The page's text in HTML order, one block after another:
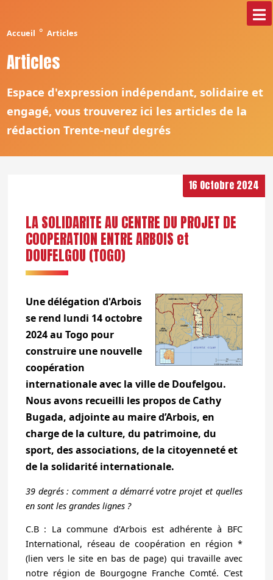
Accueil ° Articles
Articles
Espace d'expression indépendant, solidaire et
engagé, vous trouverez ici les articles de la
rédaction Trente-neuf degrés
16 Octobre 2024
LA SOLIDARITE AU CENTRE DU PROJET DE
COOPERATION ENTRE ARBOIS et
DOUFELGOU (TOGO)
Une délégation d'Arbois
se rend lundi 14 octobre
2024 au Togo pour
construire une nouvelle
coopération
internationale avec la ville de Doufelgou.
Nous avons recueilli les propos de Cathy
Bugada, adjointe au maire d’Arbois, en
charge de la culture, du patrimoine, du
sport, des associations, de la citoyenneté et
de la solidarité internationale.
39 degrés : comment a démarré votre projet et quelles
en sont les grandes lignes ?
C.B : La commune d’Arbois est adhérente à BFC
International, réseau de coopération en région *
(lien vers le site en bas de page) qui travaille avec
notre région de Bourgogne Franche Comté. C’est